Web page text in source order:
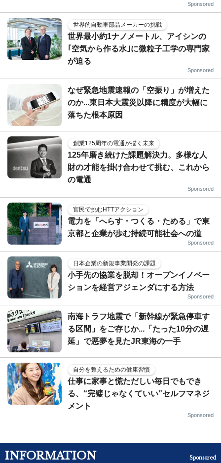
Sponsored
世界的自動車部品メーカーの挑戦
世界最小約1ナノメートル、アイシンの
｢空気から作る水｣に微粒子工学の専門家
が迫る
Sponsored
なぜ緊急地震速報の「空振り」が増えた
のか...東日本大震災以降に精度が大幅に
落ちた根本原因
創業125周年の電通が描く未来
125年磨き続けた課題解決力。多様な人
財の才能を掛け合わせて挑む、これから
の電通
Sponsored
官民で挑むHTTアクション
電力を「へらす・つくる・ためる」で東
京都と企業が歩む持続可能社会への道
Sponsored
日本企業の新規事業開発の課題
小手先の協業を脱却！オープンイノベー
ションを経営アジェンダにする方法
Sponsored
南海トラフ地震で「新幹線が緊急停車す
る区間」をご存じか...「たった10分の遅
延」で悪夢を見たJR東海の一手
自分を整えるための健康習慣
仕事に家事と慌ただしい毎日でもでき
る、“完璧じゃなくていい”セルフマネジ
メント
Sponsored
INFORMATION Sponsored